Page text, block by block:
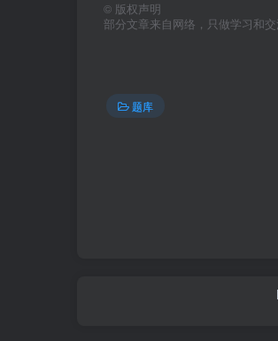
© 版权声明
部分文章来自网络，只做学习和
题库